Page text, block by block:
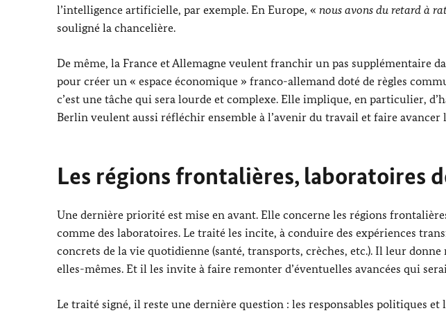
l’intelligence artificielle, par exemple. En Europe, « nous avons du retard à
souligné la chancelière.
De même, la France et Allemagne veulent franchir un pas supplémentaire
pour créer un « espace économique » franco-allemand doté de règles
c’est une tâche qui sera lourde et complexe. Elle implique, en particulier,
Berlin veulent aussi réfléchir ensemble à l’avenir du travail et faire
Les régions frontalières, laboratoires
Une dernière priorité est mise en avant. Elle concerne les régions
comme des laboratoires. Le traité les incite, à conduire des expériences
concrets de la vie quotidienne (santé, transports, crèches, etc.). Il leur
elles-mêmes. Et il les invite à faire remonter d’éventuelles avancées qui
Le traité signé, il reste une dernière question : les responsables politiques